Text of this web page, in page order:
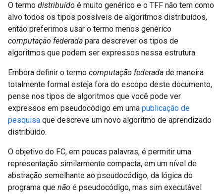
O termo distribuído é muito genérico e o TFF não tem como
alvo todos os tipos possíveis de algoritmos distribuídos,
então preferimos usar o termo menos genérico
computação federada para descrever os tipos de
algoritmos que podem ser expressos nessa estrutura.
Embora definir o termo computação federada de maneira
totalmente formal esteja fora do escopo deste documento,
pense nos tipos de algoritmos que você pode ver
expressos em pseudocódigo em uma publicação de
pesquisa que descreve um novo algoritmo de aprendizado
distribuído.
O objetivo do FC, em poucas palavras, é permitir uma
representação similarmente compacta, em um nível de
abstração semelhante ao pseudocódigo, da lógica do
programa que não é pseudocódigo, mas sim executável